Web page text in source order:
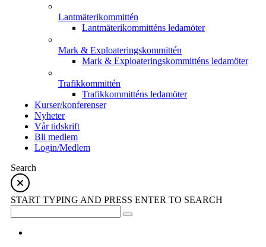
Lantmäterikommittén
Lantmäterikommitténs ledamöter
Mark & Exploateringskommittén
Mark & Exploateringskommitténs ledamöter
Trafikkommittén
Trafikkommitténs ledamöter
Kurser/konferenser
Nyheter
Vår tidskrift
Bli medlem
Login/Medlem
Search
START TYPING AND PRESS ENTER TO SEARCH